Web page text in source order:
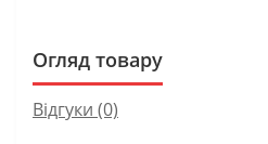
Огляд товару
Відгуки (0)